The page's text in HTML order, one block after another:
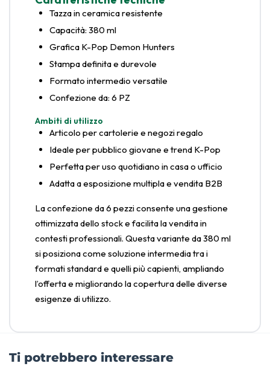
Tazza in ceramica resistente
Capacità: 380 ml
Grafica K-Pop Demon Hunters
Stampa definita e durevole
Formato intermedio versatile
Confezione da: 6 PZ
Ambiti di utilizzo
Articolo per cartolerie e negozi regalo
Ideale per pubblico giovane e trend K-Pop
Perfetta per uso quotidiano in casa o ufficio
Adatta a esposizione multipla e vendita B2B
La confezione da 6 pezzi consente una gestione
ottimizzata dello stock e facilita la vendita in
contesti professionali. Questa variante da 380 ml
si posiziona come soluzione intermedia tra i
formati standard e quelli più capienti, ampliando
l’offerta e migliorando la copertura delle diverse
esigenze di utilizzo.
Ti potrebbero interessare